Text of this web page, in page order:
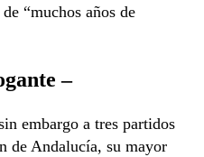
“muchos años de
–
embargo a tres partidos
de Andalucía, su mayor